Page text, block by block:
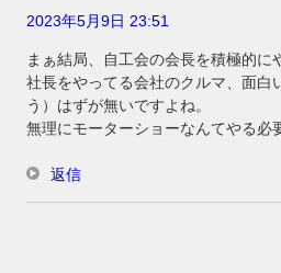
2023年5月9日 23:51
まぁ結局、自工会の会長を積極的に
社長をやってる会社のクルマ、面白
う）はずが無いですよね。
無理にモーターショーなんてやる必
返信